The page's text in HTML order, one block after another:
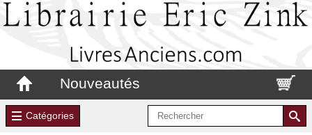
Nouveautés
Catégories